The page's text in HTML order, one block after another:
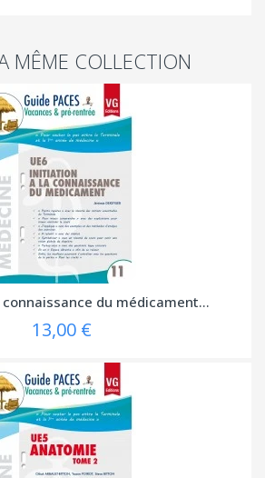
MÊME COLLECTION
du médicament...
13,00 €